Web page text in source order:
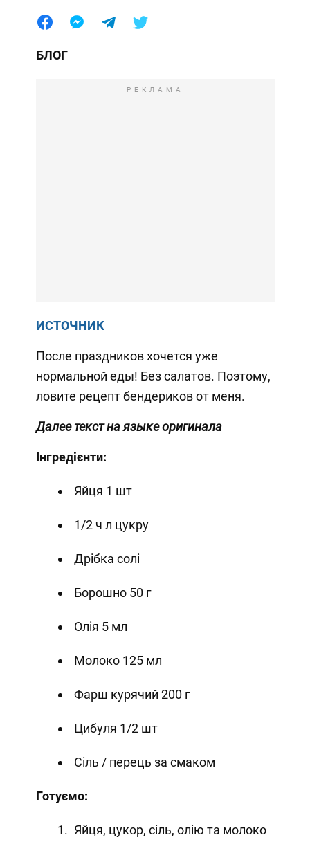
БЛОГ
РЕКЛАМА
ИСТОЧНИК
После праздников хочется уже
нормальной еды! Без салатов. Поэтому,
ловите рецепт бендериков от меня.
Далее текст на языке оригинала
Інгредієнти:
Яйця 1 шт
1/2 ч л цукру
Дрібка солі
Борошно 50 г
Олія 5 мл
Молоко 125 мл
Фарш курячий 200 г
Цибуля 1/2 шт
Сіль / перець за смаком
Готуємо:
Яйця, цукор, сіль, олію та молоко